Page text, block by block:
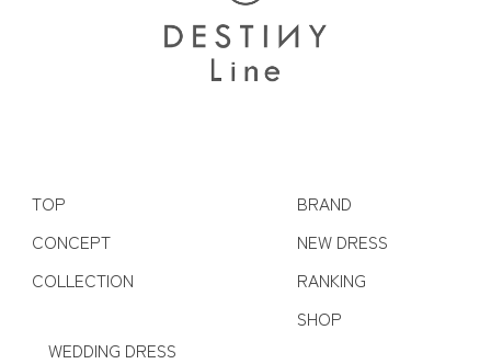
TOP
CONCEPT
COLLECTION
WEDDING DRESS
BRAND
NEW DRESS
RANKING
SHOP